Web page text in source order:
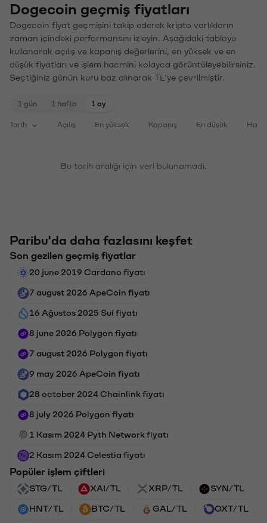
Dogecoin geçmiş fiyatları
Dogecoin fiyat geçmişini takip ederek kripto varlıkların
zaman içindeki performansını izleyin. Aşağıdaki tabloyu
kullanarak açılış ve kapanış değerlerini, en yüksek ve en
düşük fiyatları ve işlem hacmini kolayca görüntüleyebilirsiniz.
Seçtiğiniz günün kuru baz alınarak TL'ye çevrilmiştir.
1 gün 1 hafta 1 ay
Tarih Açılış En yüksek Kapanış En düşük
Bu tarih aralığı için veri bulunamadı.
Paribu'da daha fazlasını keşfet
Son gezilen geçmiş fiyatlar
20 june 2019 Cardano fiyatı
7 august 2026 ApeCoin fiyatı
16 Ağustos 2025 Sui fiyatı
8 june 2026 Polygon fiyatı
7 august 2026 Polygon fiyatı
9 may 2026 ApeCoin fiyatı
28 october 2024 Chainlink fiyatı
8 july 2026 Polygon fiyatı
1 Kasım 2024 Pyth Network fiyatı
2 Kasım 2024 Celestia fiyatı
Popüler işlem çiftleri
STG/TL XAI/TL XRP/TL SYN/TL
HNT/TL BTC/TL GAL/TL OXT/TL